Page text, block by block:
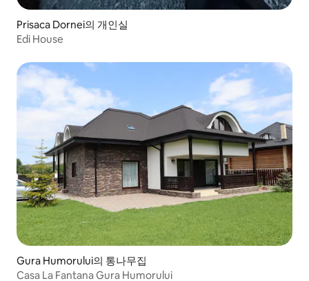
Prisaca Dornei의 개인실
Edi House
Gura Humorului의 통나무집
Casa La Fantana Gura Humorului